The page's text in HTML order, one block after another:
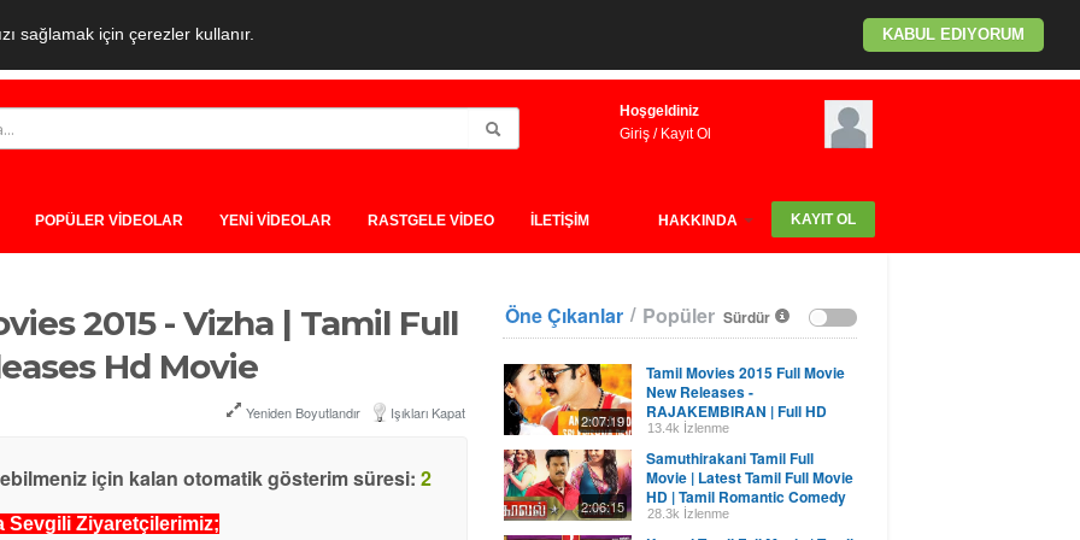
KABUL EDIYORUM
sağlamak için çerezler kullanır.
Hoşgeldiniz
Giriş/ Kayıt Ol
POPÜLER VİDEOLAR YENİ VİDEOLAR RASTGELE VİDEO İLETİŞİM HAKKINDA KAYIT OL
2015 - Vizha | Tamil Full
Hd Movie
Yeniden Boyutlandır Işıkları Kapat
için kalan otomatik gösterim süresi:2
Sevgili Ziyaretçilerimiz;
Sürdür
Öne Çıkanlar / Popüler
2:07:19
Tamil Movies 2015 Full Movie
New Releases -
RAJAKEMBIRAN | Full HD
2015
13.4k İzlenme
2:06:15
Samuthirakani Tamil Full
Movie | Latest Tamil Full Movie
HD | Tamil Romantic Comedy
Movie | Full Hd
28.3k İzlenme